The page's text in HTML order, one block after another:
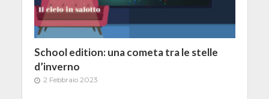
School edition: una cometa tra le stelle
d’inverno
2 Febbraio 2023